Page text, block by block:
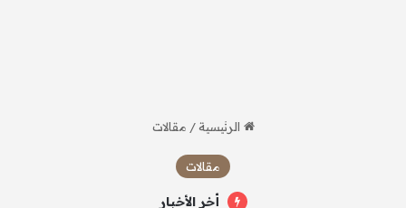
الرئيسية / مقالات
مقالات
أخر الأخبار